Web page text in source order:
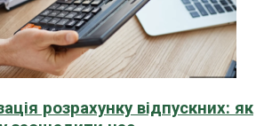
розрахунку відпускних: як